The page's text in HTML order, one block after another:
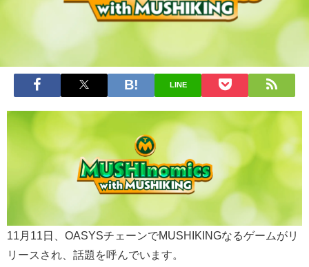
LINE
11月11日、OASYSチェーンでMUSHIKINGなるゲームがリ
リースされ、話題を呼んでいます。